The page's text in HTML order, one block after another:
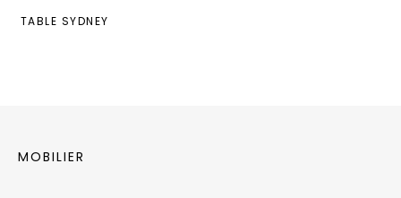
TABLE SYDNEY
MOBILIER